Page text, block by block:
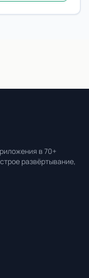
в 70+
развёртывание,